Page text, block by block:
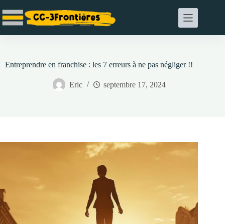
au
contenu
Entreprendre en franchise : les 7 erreurs à ne pas négliger !!
Eric septembre 17, 2024